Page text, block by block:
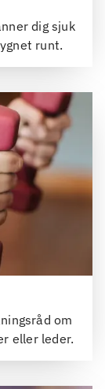
dig sjuk
runt.
om
eller leder.